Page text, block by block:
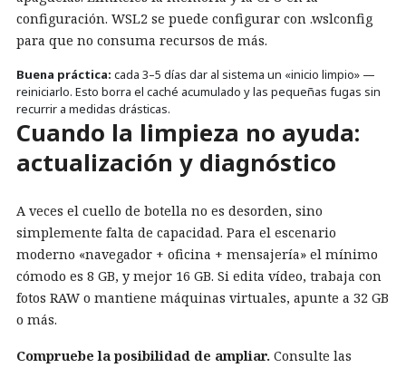
configuración. WSL2 se puede configurar con .wslconfig
para que no consuma recursos de más.
Buena práctica: cada 3–5 días dar al sistema un «inicio limpio» —
reiniciarlo. Esto borra el caché acumulado y las pequeñas fugas sin
recurrir a medidas drásticas.
Cuando la limpieza no ayuda:
actualización y diagnóstico
A veces el cuello de botella no es desorden, sino
simplemente falta de capacidad. Para el escenario
moderno «navegador + oficina + mensajería» el mínimo
cómodo es 8 GB, y mejor 16 GB. Si edita vídeo, trabaja con
fotos RAW o mantiene máquinas virtuales, apunte a 32 GB
o más.
Compruebe la posibilidad de ampliar. Consulte las